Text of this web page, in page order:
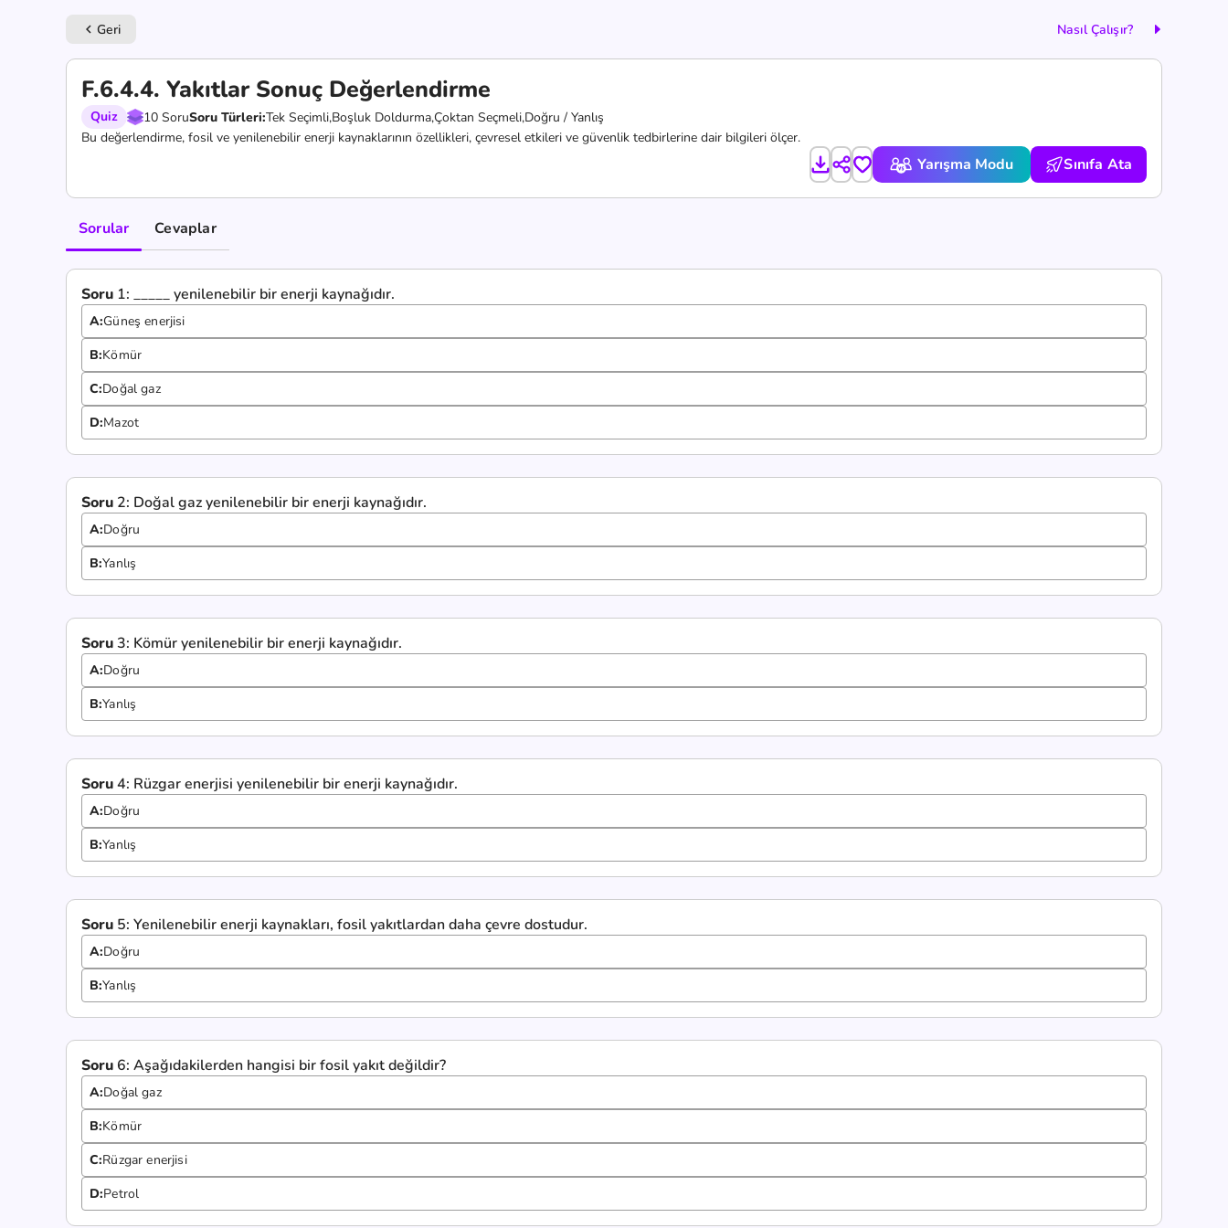
keyboard_arrow_left Geri Nasıl Çalışır?
F.6.4.4. Yakıtlar Sonuç Değerlendirme
Quiz 10 SoruSoru Türleri:Tek Seçimli,Boşluk Doldurma,Çoktan Seçmeli,Doğru / Yanlış
Bu değerlendirme, fosil ve yenilenebilir enerji kaynaklarının özellikleri, çevresel etkileri ve güvenlik tedbirlerine dair bilgileri ölçer.
Yarışma Modu Sınıfa Ata
Sorular Cevaplar
Soru 1: _____ yenilenebilir bir enerji kaynağıdır.
A:Güneş enerjisi
B:Kömür
C:Doğal gaz
D:Mazot
Soru 2: Doğal gaz yenilenebilir bir enerji kaynağıdır.
A:Doğru
B:Yanlış
Soru3: Kömür yenilenebilir bir enerji kaynağıdır.
A:Doğru
B:Yanlış
Soru4: Rüzgar enerjisi yenilenebilir bir enerji kaynağıdır.
A:Doğru
B:Yanlış
Soru 5: Yenilenebilir enerji kaynakları, fosil yakıtlardan daha çevre dostudur.
A:Doğru
B:Yanlış
Soru 6: Aşağıdakilerden hangisi bir fosil yakıt değildir?
A:Doğal gaz
B:Kömür
C:Rüzgar enerjisi
D:Petrol